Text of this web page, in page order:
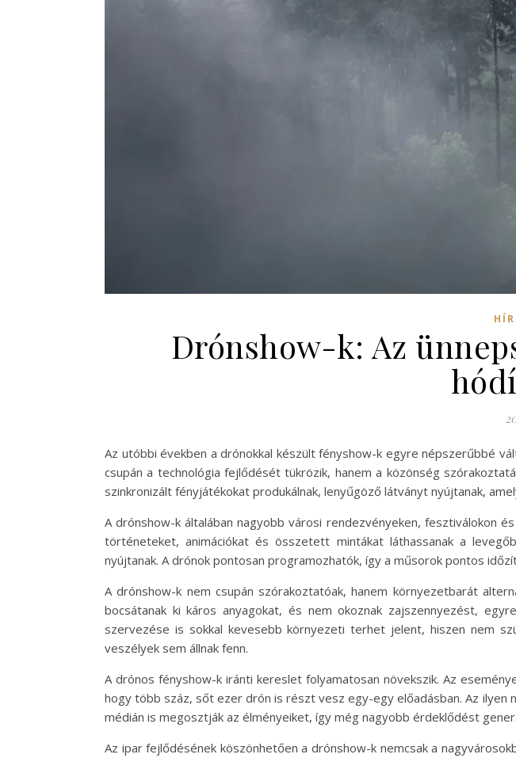
Drónshow-k: Az
Az utóbbi években a drónokkal készült fényshow-k egyre népszerűbbé
csupán a technológia fejlődését tükrözik, hanem a közönség
szinkronizált fényjátékokat produkálnak, lenyűgöző látványt nyújtanak,
A drónshow-k általában nagyobb városi rendezvényeken, fesztiválokon
történeteket, animációkat és összetett mintákat láthassanak a
nyújtanak. A drónok pontosan programozhatók, így a műsorok pontos
A drónshow-k nem csupán szórakoztatóak, hanem környezetbarát
bocsátanak ki káros anyagokat, és nem okoznak zajszennyezést,
szervezése is sokkal kevesebb környezeti terhet jelent, hiszen nem
veszélyek sem állnak fenn.
A drónos fényshow-k iránti kereslet folyamatosan növekszik. Az
hogy több száz, sőt ezer drón is részt vesz egy-egy előadásban. Az ilyen
médián is megosztják az élményeiket, így még nagyobb érdeklődést
Az ipar fejlődésének köszönhetően a drónshow-k nemcsak a